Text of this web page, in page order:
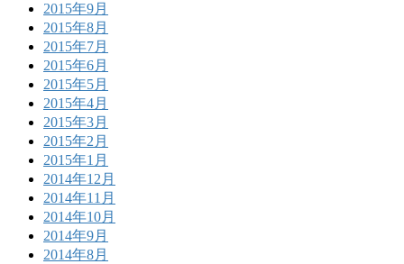
2015年9月
2015年8月
2015年7月
2015年6月
2015年5月
2015年4月
2015年3月
2015年2月
2015年1月
2014年12月
2014年11月
2014年10月
2014年9月
2014年8月